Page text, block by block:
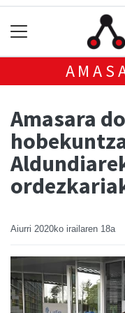
Amasara
Aiurri 2020ko irailaren 18a